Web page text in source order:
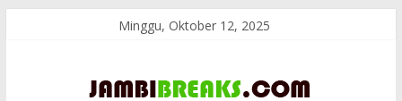
Minggu, Oktober 12, 2025